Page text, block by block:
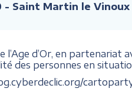
- Saint Martin le
l’Age d’Or, en
des personnes en